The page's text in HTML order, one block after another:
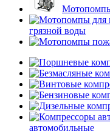
грязной воды
автомобильные